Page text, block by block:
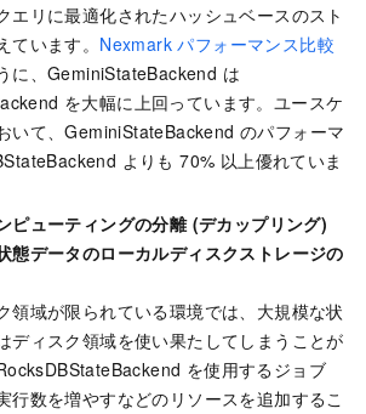
エリに最適化されたハッシュベースのスト
ています。 Nexmark パフォーマンス比較
に、GeminiStateBackend は
を大幅に上回っています。ユースケ
いて、GeminiStateBackend のパフォーマ
よりも 70% 以上優れていま
ピューティングの分離 (デカップリング)
態データのローカルディスクストレージの
領域が限られている環境では、大規模な状
ディスク領域を使い果たしてしまうことが
を使用するジョブ
行数を増やすなどのリソースを追加するこ